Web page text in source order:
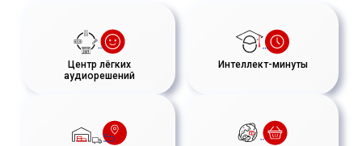
Центр лёгких
аудиорешений
Интеллект-минуты